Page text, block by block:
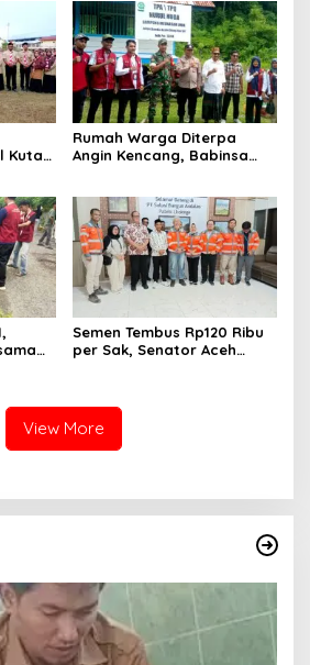
Kuta
Rumah Warga Diterpa
Angin Kencang, Babinsa
Panik
Semen Tembus Rp120 Ribu
per Sak, Senator Aceh
View More